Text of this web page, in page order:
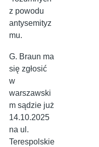
z powodu
antysemityz
mu.
G. Braun ma
się zgłosić
w
warszawski
m sądzie już
14.10.2025
na ul.
Terespolskie